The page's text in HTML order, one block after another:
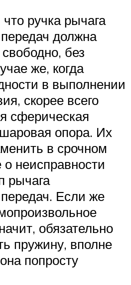
ручка рычага
должна
без
же, когда
в выполнении
скорее всего
сферическая
опора. Их
в срочном
неисправности
рычага
Если же
обязательно
пружину, вполне
попросту